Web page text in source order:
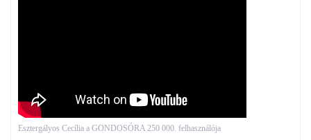
Esztergályos Cecília a GONDOSÓRA 250 000. felhasználója